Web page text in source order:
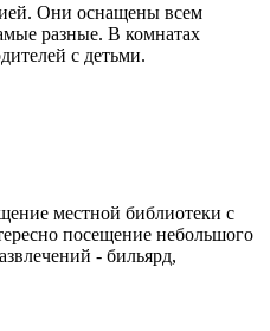
Они оснащены всем
разные. В комнатах
с детьми.
местной библиотеки с
посещение небольшого
- бильярд,